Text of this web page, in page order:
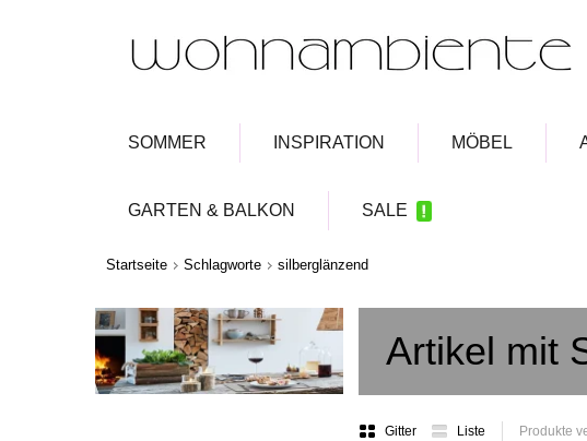
SOMMER INSPIRATION MÖBEL
GARTEN & BALKON SALE
Startseite Schlagworte silberglänzend
Artikel mit
Gitter Liste Produkte